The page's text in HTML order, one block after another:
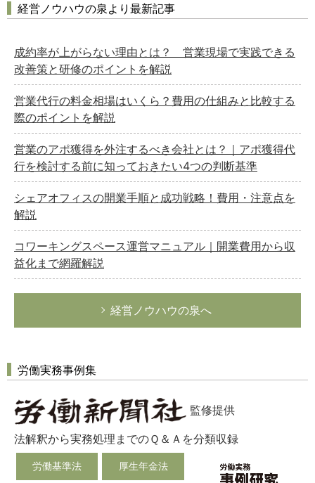
経営ノウハウの泉より最新記事
成約率が上がらない理由とは？ 営業現場で実践できる
改善策と研修のポイントを解説
営業代行の料金相場はいくら？費用の仕組みと比較する
際のポイントを解説
営業のアポ獲得を外注するべき会社とは？｜アポ獲得代
行を検討する前に知っておきたい4つの判断基準
シェアオフィスの開業手順と成功戦略！費用・注意点を
解説
コワーキングスペース運営マニュアル｜開業費用から収
益化まで網羅解説
経営ノウハウの泉へ
労働実務事例集
監修提供
法解釈から実務処理までのＱ＆Ａを分類収録
労働基準法 厚生年金法